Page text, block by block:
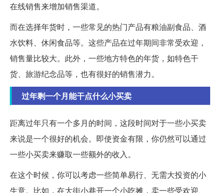
在线销售来增加销售渠道。
而在选择年货时，一些常见的热门产品有粮油副食品、酒
水饮料、休闲食品等。这些产品在过年期间非常受欢迎，
销售量比较大。此外，一些地方特色的年货，如特色干
货、旅游纪念品等，也有很好的销售潜力。
过年剩一个月能干点什么小买卖
距离过年只有一个多月的时间，这段时间对于一些小买卖
来说是一个很好的机会。即使资金有限，你仍然可以通过
一些小买卖来赚取一些额外的收入。
在这个时候，你可以考虑一些简单易行、无需大投资的小
生意。比如，在大街小巷开一个小吃摊，卖一些受欢迎、